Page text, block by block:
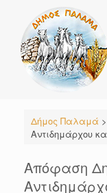
content
Δήμος Παλαμά >
Αντιδημάρχου
Απόφαση